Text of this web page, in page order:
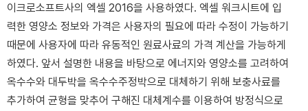
이크로소프트사의 엑셀 2016을 사용하였다. 엑셀 워크시트에 입
력한 영양소 정보와 가격은 사용자의 필요에 따라 수정이 가능하기
때문에 사용자에 따라 유동적인 원료사료의 가격 계산을 가능하게
하였다. 앞서 설명한 내용을 바탕으로 에너지와 영양소를 고려하여
옥수수와 대두박을 옥수수주정박으로 대체하기 위해 보충사료를
추가하여 균형을 맞추어 구해진 대체계수를 이용하여 방정식으로